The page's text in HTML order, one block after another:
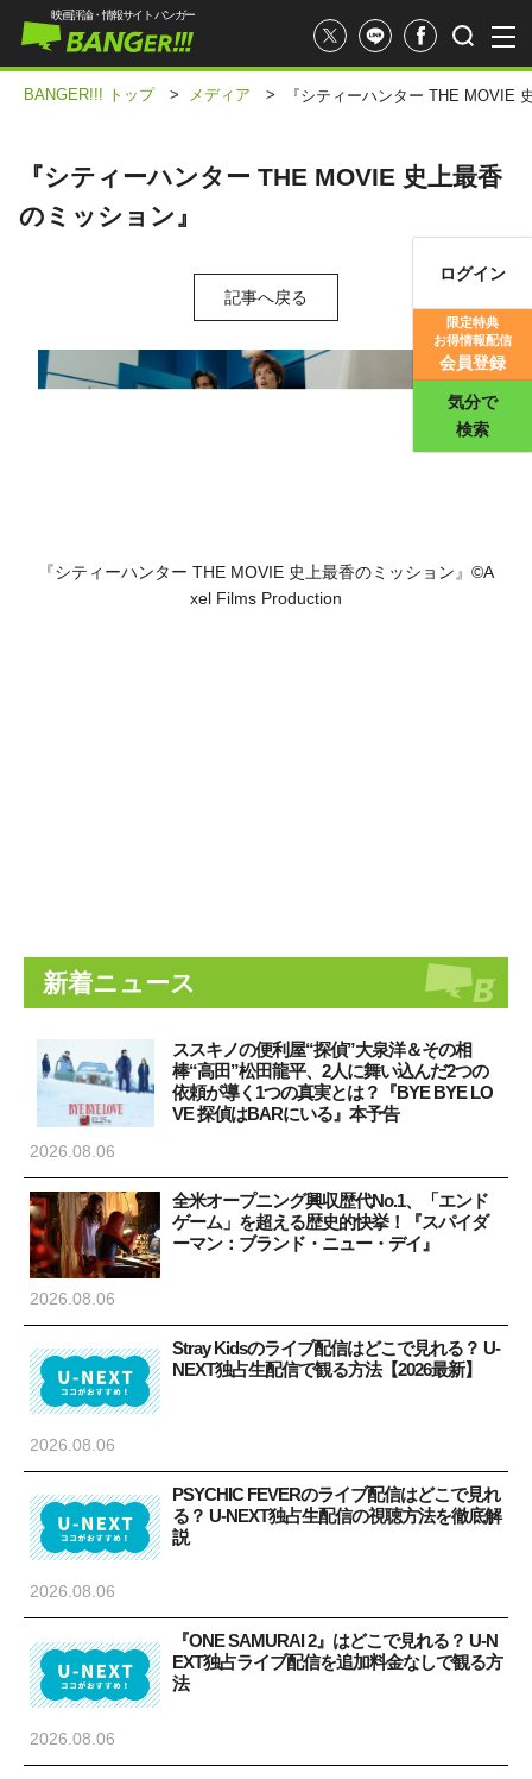
映画記事
映画評価
映画評論・情報サイト バンガー
ログイン
限定特典
お得情報配信
会員登録
気分で
検索
BANGER!!! トップ > メディア > 『シティーハンター THE MOVIE
『シティーハンター THE MOVIE 史上最香
のミッション』
記事へ戻る
『シティーハンター THE MOVIE 史上最香のミッション』©A
xel Films Production
新着ニュース
ススキノの便利屋“探偵”大泉洋＆その相
棒“高田”松田龍平、2人に舞い込んだ2つの
依頼が導く1つの真実とは？『BYE BYE LO
VE 探偵はBARにいる』本予告
2026.08.06
全米オープニング興収歴代No.1、「エンド
ゲーム」を超える歴史的快挙！『スパイダ
ーマン：ブランド・ニュー・デイ』
2026.08.06
Stray Kidsのライブ配信はどこで見れる？ U-
NEXT独占生配信で観る方法【2026最新】
2026.08.06
PSYCHIC FEVERのライブ配信はどこで見れ
る？ U-NEXT独占生配信の視聴方法を徹底解
説
2026.08.06
『ONE SAMURAI 2』はどこで見れる？ U-N
EXT独占ライブ配信を追加料金なしで観る方
法
2026.08.06